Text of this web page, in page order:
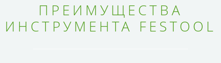
ПРЕИМУЩЕСТВА
ИНСТРУМЕНТА FESTOOL